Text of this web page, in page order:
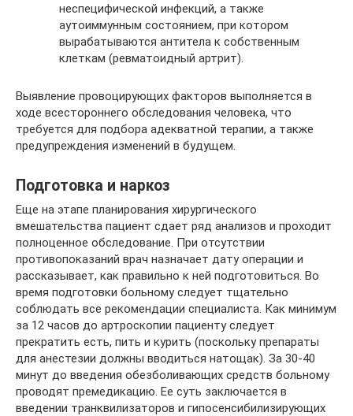
неспецифической инфекций, а также
аутоиммунным состоянием, при котором
вырабатываются антитела к собственным
клеткам (ревматоидный артрит).
Выявление провоцирующих факторов выполняется в
ходе всестороннего обследования человека, что
требуется для подбора адекватной терапии, а также
предупреждения изменений в будущем.
Подготовка и наркоз
Еще на этапе планирования хирургического
вмешательства пациент сдает ряд анализов и проходит
полноценное обследование. При отсутствии
противопоказаний врач назначает дату операции и
рассказывает, как правильно к ней подготовиться. Во
время подготовки больному следует тщательно
соблюдать все рекомендации специалиста. Как минимум
за 12 часов до артроскопии пациенту следует
прекратить есть, пить и курить (поскольку препараты
для анестезии должны вводиться натощак). За 30-40
минут до введения обезболивающих средств больному
проводят премедикацию. Ее суть заключается в
введении транквилизаторов и гипосенсибилизирующих